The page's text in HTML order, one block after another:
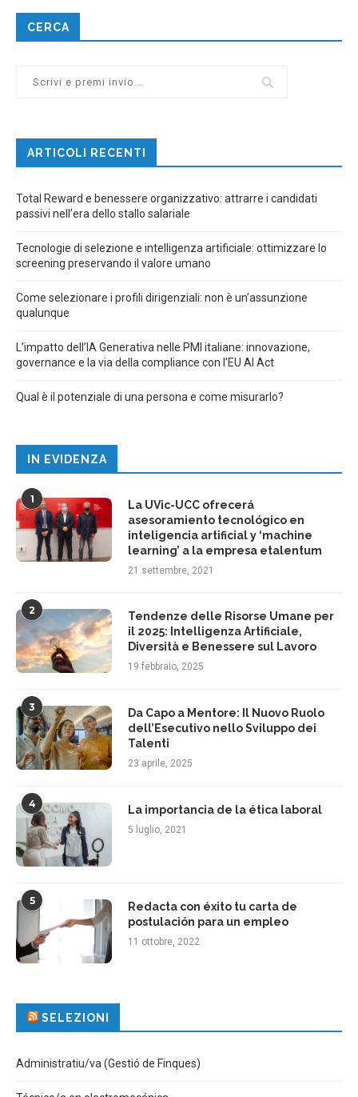
CERCA
ARTICOLI RECENTI
Total Reward e benessere organizzativo: attrarre i candidati
passivi nell’era dello stallo salariale
Tecnologie di selezione e intelligenza artificiale: ottimizzare lo
screening preservando il valore umano
Come selezionare i profili dirigenziali: non è un’assunzione
qualunque
L’impatto dell’IA Generativa nelle PMI italiane: innovazione,
governance e la via della compliance con l’EU AI Act
Qual è il potenziale di una persona e come misurarlo?
IN EVIDENZA
1
La UVic-UCC ofrecerá
asesoramiento tecnológico en
inteligencia artificial y ‘machine
learning’ a la empresa etalentum
21 settembre, 2021
2
Tendenze delle Risorse Umane per
il 2025: Intelligenza Artificiale,
Diversità e Benessere sul Lavoro
19 febbraio, 2025
3
Da Capo a Mentore: Il Nuovo Ruolo
dell’Esecutivo nello Sviluppo dei
Talenti
23 aprile, 2025
4
La importancia de la ética laboral
5 luglio, 2021
5
Redacta con éxito tu carta de
postulación para un empleo
11 ottobre, 2022
SELEZIONI
Administratiu/va (Gestió de Finques)